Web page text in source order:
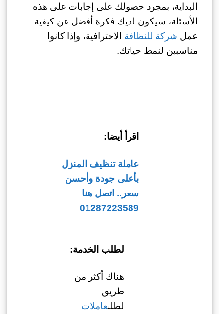
البداية، بمجرد حصولك على إجابات على هذه
الأسئلة، سيكون لديك فكرة أفضل عن كيفية
عمل شركة للنظافة الاحترافية، وإذا كانوا
مناسبين لنمط حياتك.
اقرأ أيضا:
عاملة تنظيف المنزل
بأعلى جودة وأحسن
سعر.. اتصل هنا
01287223589
لطلب الخدمة:
هناك أكثر من
طريق
لطلبعاملات